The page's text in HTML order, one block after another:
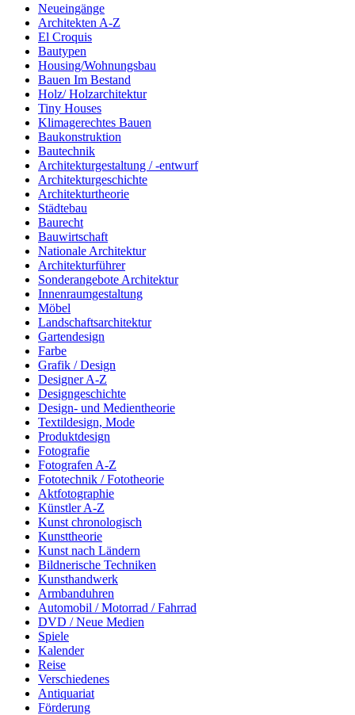
Neueingänge
Architekten A-Z
El Croquis
Bautypen
Housing/Wohnungsbau
Bauen Im Bestand
Holz/ Holzarchitektur
Tiny Houses
Klimagerechtes Bauen
Baukonstruktion
Bautechnik
Architekturgestaltung / -entwurf
Architekturgeschichte
Architekturtheorie
Städtebau
Baurecht
Bauwirtschaft
Nationale Architektur
Architekturführer
Sonderangebote Architektur
Innenraumgestaltung
Möbel
Landschaftsarchitektur
Gartendesign
Farbe
Grafik / Design
Designer A-Z
Designgeschichte
Design- und Medientheorie
Textildesign, Mode
Produktdesign
Fotografie
Fotografen A-Z
Fototechnik / Fototheorie
Aktfotographie
Künstler A-Z
Kunst chronologisch
Kunsttheorie
Kunst nach Ländern
Bildnerische Techniken
Kunsthandwerk
Armbanduhren
Automobil / Motorrad / Fahrrad
DVD / Neue Medien
Spiele
Kalender
Reise
Verschiedenes
Antiquariat
Förderung